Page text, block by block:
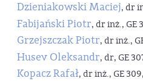
Dzieniakowski Maciej, dr
Fabijański Piotr, dr inż., GE
Grzejszczak Piotr, dr inż.,
Husev Oleksandr, dr, GE
Kopacz Rafał, dr inż., GE